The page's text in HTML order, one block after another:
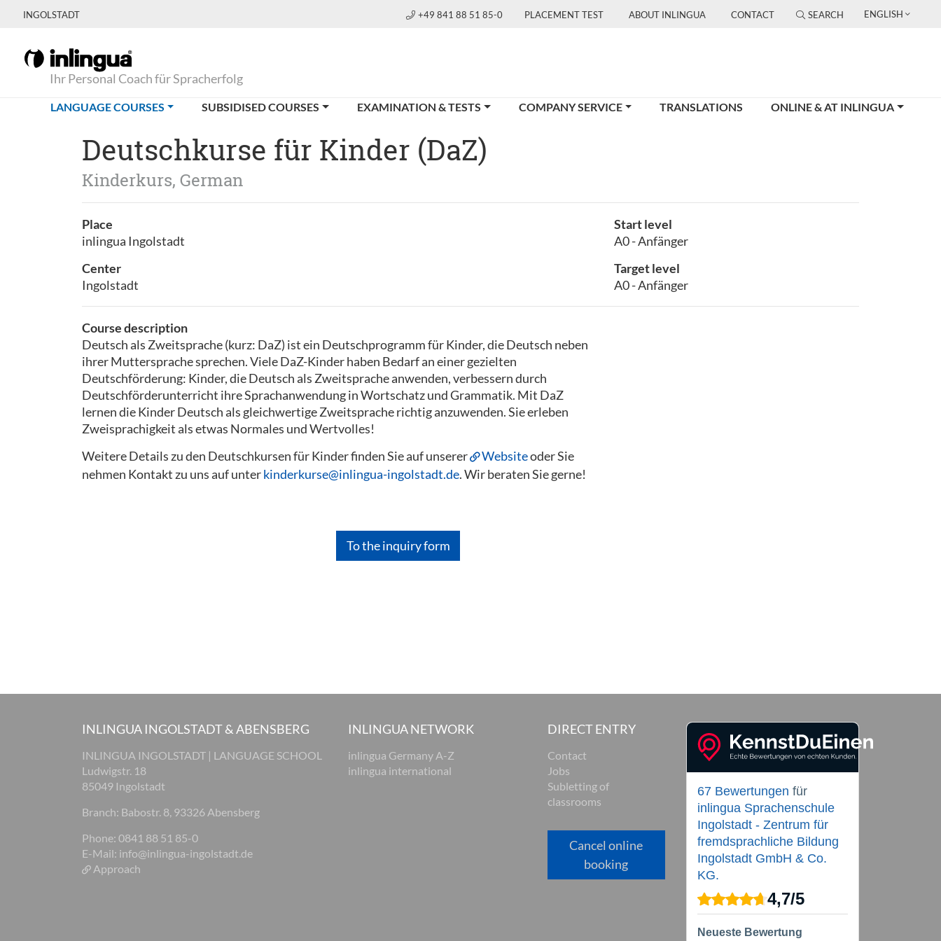
INGOLSTADT +49 841 88 51 85-0 PLACEMENT TEST ABOUT INLINGUA CONTACT SEARCH ENGLISH
Ihr Personal Coach für Spracherfolg
LANGUAGE COURSES(CURRENT)SUBSIDISED COURSES EXAMINATION & TESTS COMPANY SERVICE TRANSLATIONS ONLINE & AT INLINGUA
Deutschkurse für Kinder (DaZ)
Kinderkurs, German
Place
inlingua Ingolstadt
Center
Ingolstadt
Start level
A0 - Anfänger
Target level
A0 - Anfänger
Course description
Deutsch als Zweitsprache (kurz: DaZ) ist ein Deutschprogramm für Kinder, die Deutsch neben
ihrer Muttersprache sprechen. Viele DaZ-Kinder haben Bedarf an einer gezielten
Deutschförderung: Kinder, die Deutsch als Zweitsprache anwenden, verbessern durch
Deutschförderunterricht ihre Sprachanwendung in Wortschatz und Grammatik. Mit DaZ
lernen die Kinder Deutsch als gleichwertige Zweitsprache richtig anzuwenden. Sie erleben
Zweisprachigkeit als etwas Normales und Wertvolles!
Weitere Details zu den Deutschkursen für Kinder finden Sie auf unserer
Websiteoder Sie
nehmen Kontakt zu uns auf unterkinderkurse@inlingua-ingolstadt.de. Wir beraten Sie gerne!
To the inquiry form
INLINGUA INGOLSTADT & ABENSBERG
INLINGUA INGOLSTADT | LANGUAGE SCHOOL
Ludwigstr. 18
85049 Ingolstadt
Branch: Babostr. 8, 93326 Abensberg
Phone: 0841 88 51 85-0
E-Mail: info@inlingua-ingolstadt.de
Approach
INLINGUA NETWORK
inlingua Germany A-Z
inlingua international
DIRECT ENTRY
Contact
Jobs
Subletting of
classrooms
Cancel online
booking
67 Bewertungen für
inlingua Sprachenschule
Ingolstadt - Zentrum für
fremdsprachliche Bildung
Ingolstadt GmbH & Co.
KG.
4,7/5
Neueste Bewertung